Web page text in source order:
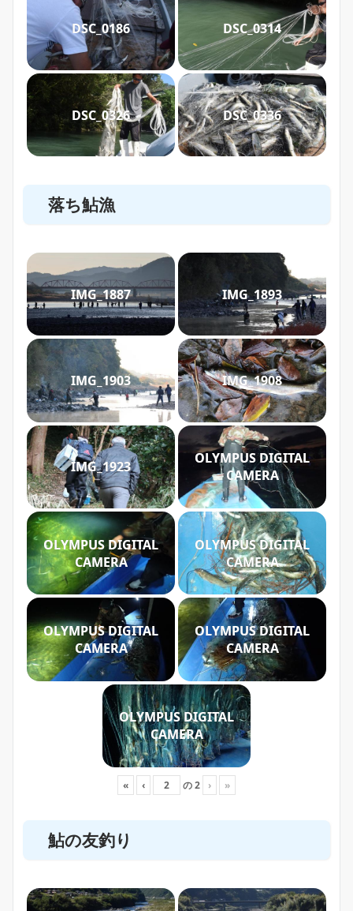
DSC_0186 DSC_0314
DSC_0326 DSC_0336
落ち鮎漁
IMG_1887 IMG_1893
IMG_1903 IMG_1908
IMG_1923
OLYMPUS DIGITAL
CAMERA
OLYMPUS DIGITAL
CAMERA
OLYMPUS DIGITAL
CAMERA
OLYMPUS DIGITAL
CAMERA
OLYMPUS DIGITAL
CAMERA
OLYMPUS DIGITAL
CAMERA
« ‹ の2 › »
鮎の友釣り